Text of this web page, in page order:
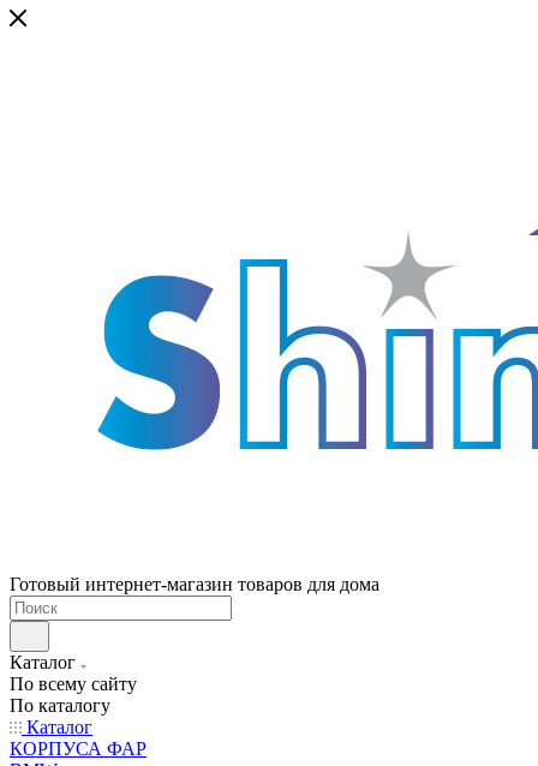
Готовый интернет-магазин товаров для дома
Каталог
По всему сайту
По каталогу
Каталог
КОРПУСА ФАР